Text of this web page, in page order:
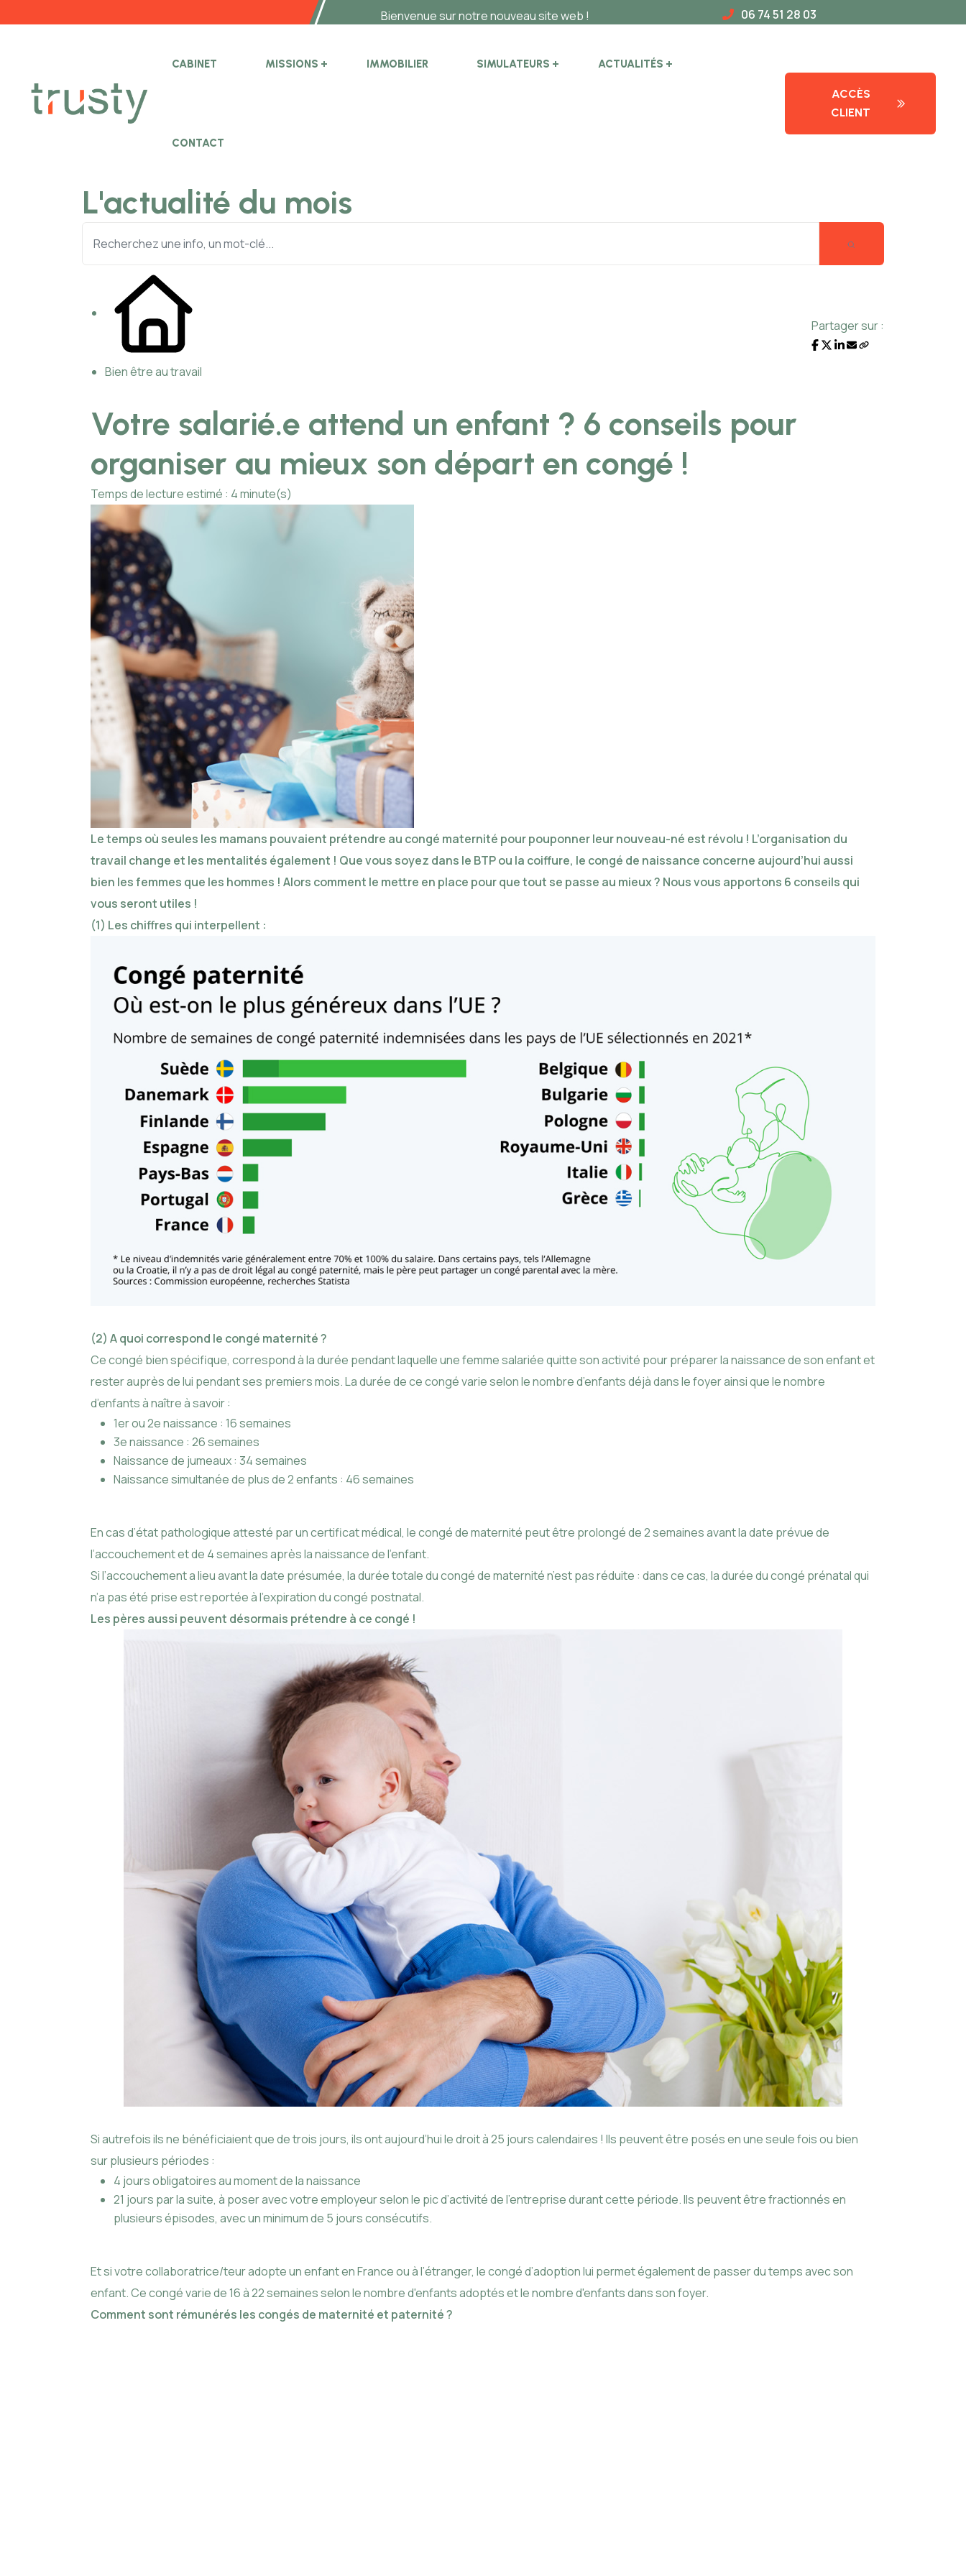
Bienvenue sur notre nouveau site web ! 06 74 51 28 03
CABINET MISSIONS IMMOBILIER SIMULATEURS ACTUALITÉS
CONTACT
ACCÈS
CLIENT
L'actualité du mois
Bien être au travail
Partager sur :
Votre salarié.e attend un enfant ? 6 conseils pour
organiser au mieux son départ en congé !
Temps de lecture estimé : 4 minute(s)
Le temps où seules les mamans pouvaient prétendre au congé maternité pour pouponner leur nouveau-né est révolu ! L’organisation du
travail change et les mentalités également ! Que vous soyez dans le BTP ou la coiffure, le congé de naissance concerne aujourd’hui aussi
bien les femmes que les hommes ! Alors comment le mettre en place pour que tout se passe au mieux ? Nous vous apportons 6 conseils qui
vous seront utiles !
(1) Les chiffres qui interpellent :
(2) A quoi correspond le congé maternité ?
Ce congé bien spécifique, correspond à la durée pendant laquelle une femme salariée quitte son activité pour préparer la naissance de son enfant et
rester auprès de lui pendant ses premiers mois. La durée de ce congé varie selon le nombre d’enfants déjà dans le foyer ainsi que le nombre
d’enfants à naître à savoir :
1er ou 2e naissance : 16 semaines
3e naissance : 26 semaines
Naissance de jumeaux : 34 semaines
Naissance simultanée de plus de 2 enfants : 46 semaines
En cas d’état pathologique attesté par un certificat médical, le congé de maternité peut être prolongé de 2 semaines avant la date prévue de
l’accouchement et de 4 semaines après la naissance de l’enfant.
Si l’accouchement a lieu avant la date présumée, la durée totale du congé de maternité n’est pas réduite : dans ce cas, la durée du congé prénatal qui
n’a pas été prise est reportée à l’expiration du congé postnatal.
Les pères aussi peuvent désormais prétendre à ce congé !
Si autrefois ils ne bénéficiaient que de trois jours, ils ont aujourd’hui le droit à 25 jours calendaires ! Ils peuvent être posés en une seule fois ou bien
sur plusieurs périodes :
4 jours obligatoires au moment de la naissance
21 jours par la suite, à poser avec votre employeur selon le pic d’activité de l’entreprise durant cette période. Ils peuvent être fractionnés en
plusieurs épisodes, avec un minimum de 5 jours consécutifs.
Et si votre collaboratrice/teur adopte un enfant en France ou à l’étranger, le congé d’adoption lui permet également de passer du temps avec son
enfant. Ce congé varie de 16 à 22 semaines selon le nombre d'enfants adoptés et le nombre d'enfants dans son foyer.
Comment sont rémunérés les congés de maternité et paternité ?